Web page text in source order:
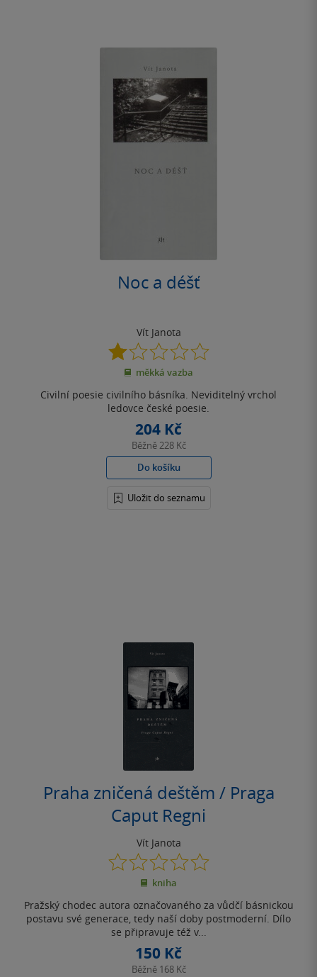
Noc a déšť
Vít Janota
1.0
z
5
měkká vazba
Civilní poesie civilního básníka. Neviditelný vrchol
ledovce české poesie.
204 Kč
Běžně228 Kč
Do košíku
Uložit do seznamu
Praha zničená deštěm / Praga
Caput Regni
Vít Janota
0.0
z
5
kniha
Pražský chodec autora označovaného za vůdčí básnickou
postavu své generace, tedy naší doby postmoderní. Dílo
se připravuje též v...
150 Kč
Běžně 168 Kč